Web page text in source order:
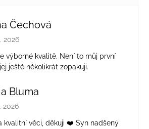
Čechová
obchodu je 5 z 5 hvězdiček.
2026
výborné kvalitě. Není to můj první
ještě několikrát zopakuji.
Bluma
obchodu je 5 z 5 hvězdiček.
2026
kvalitní věci, děkuji ❤️ Syn nadšený